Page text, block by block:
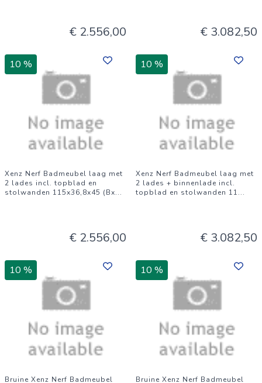
€ 2.556,00 € 3.082,50
10 %
Xenz Nerf Badmeubel laag met
2 lades incl. topblad en
stolwanden 115x36,8x45 (Bx...
€ 2.556,00
10 %
Xenz Nerf Badmeubel laag met
2 lades + binnenlade incl.
topblad en stolwanden 11...
€ 3.082,50
10 %
Bruine Xenz Nerf Badmeubel
10 %
Bruine Xenz Nerf Badmeubel